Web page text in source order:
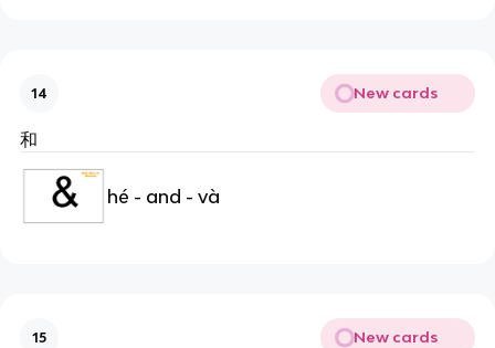
14 New cards
和
hé - and - và
15 New cards